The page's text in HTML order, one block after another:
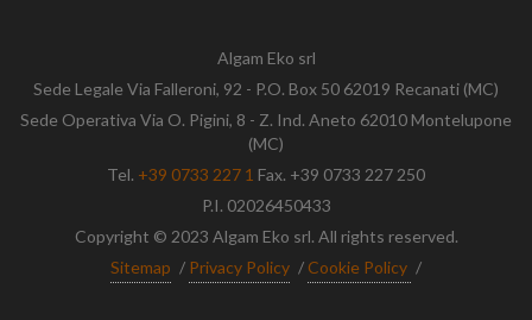
Algam Eko srl
Sede Legale Via Falleroni, 92 - P.O. Box 50 62019 Recanati (MC)
Sede Operativa Via O. Pigini, 8 - Z. Ind. Aneto 62010 Montelupone
(MC)
Tel. +39 0733 227 1 Fax. +39 0733 227 250
P.I. 02026450433
Copyright © 2023 Algam Eko srl. All rights reserved.
Sitemap / Privacy Policy / Cookie Policy /